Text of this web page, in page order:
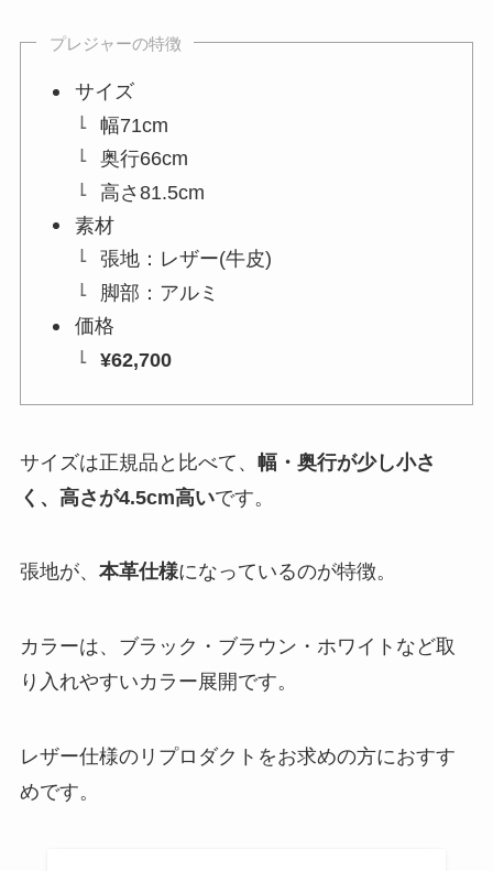
プレジャーの特徴
サイズ
幅71cm
奥行66cm
高さ81.5cm
素材
張地：レザー(牛皮)
脚部：アルミ
価格
¥62,700
サイズは正規品と比べて、 幅・奥行が少し小さ
く、高さが4.5cm高いです。
張地が、 本革仕様になっているのが特徴。
カラーは、ブラック・ブラウン・ホワイトなど取
り入れやすいカラー展開です。
レザー仕様のリプロダクトをお求めの方におすす
めです。